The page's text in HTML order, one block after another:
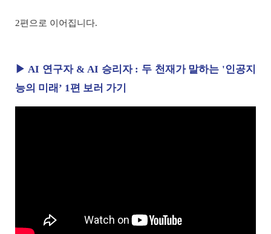
2편으로 이어집니다.
▶ AI 연구자 & AI 승리자 : 두 천재가 말하는 '인공지
능의 미래’ 1편 보러 가기